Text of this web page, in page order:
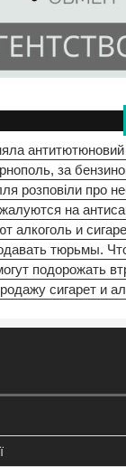
антитютюновий
за
розповіли про
на
алкоголь и
тюрьмы.
подорожать
сигарет и